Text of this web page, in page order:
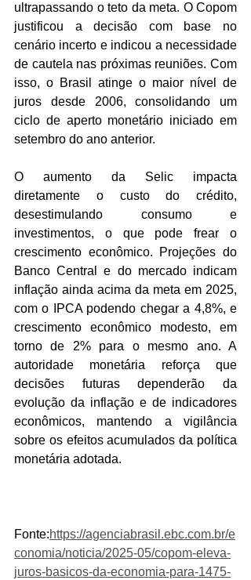
ultrapassando o teto da meta. O Copom
justificou a decisão com base no
cenário incerto e indicou a necessidade
de cautela nas próximas reuniões. Com
isso, o Brasil atinge o maior nível de
juros desde 2006, consolidando um
ciclo de aperto monetário iniciado em
setembro do ano anterior.
O aumento da Selic impacta
diretamente o custo do crédito,
desestimulando consumo e
investimentos, o que pode frear o
crescimento econômico. Projeções do
Banco Central e do mercado indicam
inflação ainda acima da meta em 2025,
com o IPCA podendo chegar a 4,8%, e
crescimento econômico modesto, em
torno de 2% para o mesmo ano. A
autoridade monetária reforça que
decisões futuras dependerão da
evolução da inflação e de indicadores
econômicos, mantendo a vigilância
sobre os efeitos acumulados da política
monetária adotada.
Fonte:https://agenciabrasil.ebc.com.br/e
conomia/noticia/2025-05/copom-eleva-
juros-basicos-da-economia-para-1475-